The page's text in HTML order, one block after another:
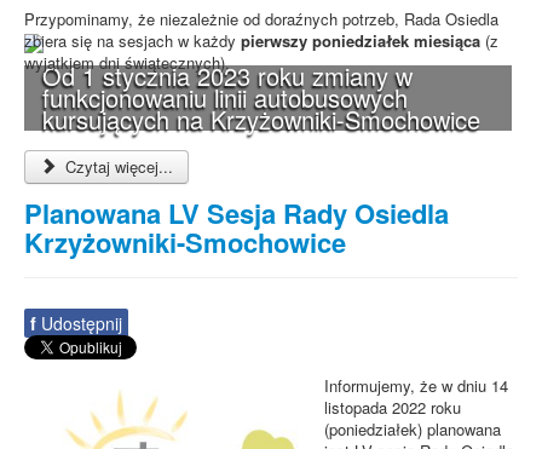
Od 1 stycznia 2023 roku zmiany w
funkcjonowaniu linii autobusowych
kursujących na Krzyżowniki-Smochowice
Przypominamy, że niezależnie od doraźnych potrzeb, Rada Osiedla
zbiera się na sesjach w każdy pierwszy poniedziałek miesiąca (z
wyjątkiem dni świątecznych).
Czytaj więcej...
Planowana LV Sesja Rady Osiedla
Krzyżowniki-Smochowice
f Udostępnij
Informujemy, że w dniu 14
listopada 2022 roku
(poniedziałek) planowana